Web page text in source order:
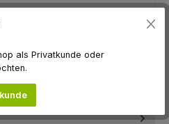
als Privatkunde oder